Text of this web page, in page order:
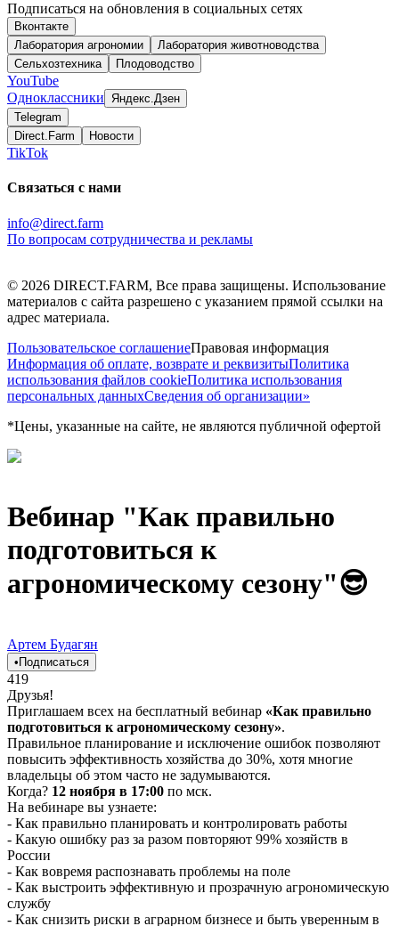
Подписаться на обновления в социальных сетях
Вконтакте
Лаборатория агрономии
Лаборатория животноводства
Сельхозтехника
Плодоводство
YouTube
Одноклассники Яндекс.Дзен
Telegram
Direct.Farm
Новости
TikTok
Связаться с нами
info@direct.farm
По вопросам сотрудничества и рекламы
© 2026 DIRECT.FARM, Все права защищены. Использование
материалов с сайта разрешено с указанием прямой ссылки на
адрес материала.
Пользовательское соглашениеПравовая информация
Информация об оплате, возврате и реквизитыПолитика
использования файлов cookieПолитика использования
персональных данныхСведения об организации»
*Цены, указанные на сайте, не являются публичной офертой
Вебинар "Как правильно
подготовиться к
агрономическому сезону"😎
Артем Будагян
• Подписаться
419
Друзья!
Приглашаем всех на бесплатный вебинар «Как правильно
подготовиться к агрономическому сезону».
Правильное планирование и исключение ошибок позволяют
повысить эффективность хозяйства до 30%, хотя многие
владельцы об этом часто не задумываются.
Когда? 12 ноября в 17:00 по мск.
На вебинаре вы узнаете:
- Как правильно планировать и контролировать работы
- Какую ошибку раз за разом повторяют 99% хозяйств в
России
- Как вовремя распознавать проблемы на поле
- Как выстроить эффективную и прозрачную агрономическую
службу
- Как снизить риски в аграрном бизнесе и быть уверенным в